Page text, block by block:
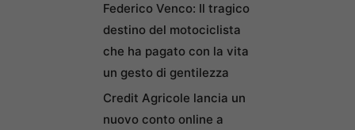
Federico Venco: Il tragico
destino del motociclista
che ha pagato con la vita
un gesto di gentilezza
Credit Agricole lancia un
nuovo conto online a